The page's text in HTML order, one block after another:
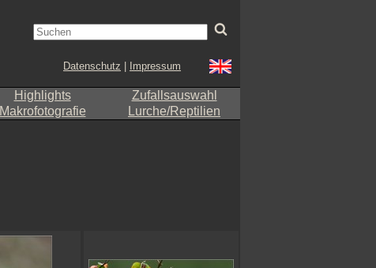
Datenschutz Impressum
Highlights
Zufallsauswahl
Makrofotografie Lurche/Reptilien